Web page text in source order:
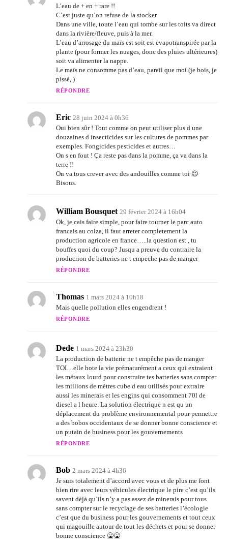
L’eau de + en + rare !!
C’est juste qu’on refuse de la stocker.
Dans une ville, toute l’eau qui tombe sur les toits va direct
dans la rivière/fleuve, puis à la mer.
L’eau d’arrosage du maïs est soit est evapotranspirée par la
plante (pour former les nuages, donc des pluies ultérieures)
soit va alimenter la nappe.
Le maïs ne consomme pas d’eau, pareil que moi.(je bois, je
pissé, )
RÉPONDRE
Eric 28 juin 2024 à 0h36
Oui bien sûr ! Tout comme on peut utiliser plus d une
douzaines d insecticides sur les cultures de pommes par
exemples. Fongicides pesticides et autres…
On s en fout ! Ça reste pas dans la pomme, ça va dans la
terre !!
On va tous crever avec des andouilles comme toi 😉
Bisous.
William Bousquet 29 février 2024 à 16h04
Ok, je cais faire simple, pour faire tourner le parc auto
francais au colza, il faut arreter completement la
production agricole en france…..la question est , tu
bouffes quoi du coup? Jusqu a preuve du contraire la
producrion de batteries ne t empeche pas de manger
RÉPONDRE
Thomas 1 mars 2024 à 10h18
Mais quelle pollution elles engendrent !
RÉPONDRE
Dede 1 mars 2024 à 23h30
La production de batterie ne t empêche pas de manger
TOI…elle hote la vie prématurément a ceux qui extraient
les métaux lourd pour construire tes batteries sans compter
les millions de mètres cube d eau utilisés pour extraire
aussi les minerais et les engins qui consomment 70l de
diesel a l heure. La solution électrique n est qu un
déplacement du problème environnemental pour permettre
a des bobos occidentaux de se donner bonne conscience et
un putain de business pour les gouvernements
RÉPONDRE
Bob 2 mars 2024 à 4h36
Je suis totalement d’accord avec vous et de plus me font
bien rire avec leurs véhicules électrique le pire c’est qu’ils
savent déjà qu’ils n’y a pas assez de minerais pour tous
sans compter sur le recyclage de ses batteries l’écologie
c’est que du business pour les gouvernements et tout ceux
qui magouille autour de tout les déchets et pour se donner
bonne conscience 🤮🤮